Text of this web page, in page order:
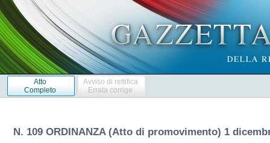
Atto
Completo
Avviso di rettifica
Errata corrige
N. 109 ORDINANZA (Atto di promovimento) 1